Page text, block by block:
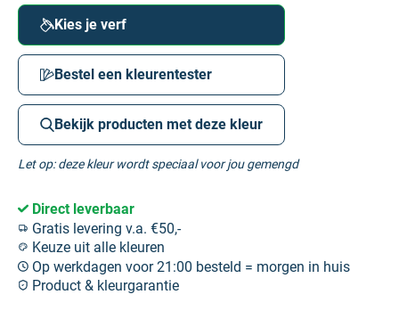
Kies je verf
Bestel een kleurentester
Bekijk producten met deze kleur
Let op: deze kleur wordt speciaal voor jou gemengd
Direct leverbaar
Gratis levering v.a. €50,-
Keuze uit alle kleuren
Op werkdagen voor 21:00 besteld = morgen in huis
Product & kleurgarantie